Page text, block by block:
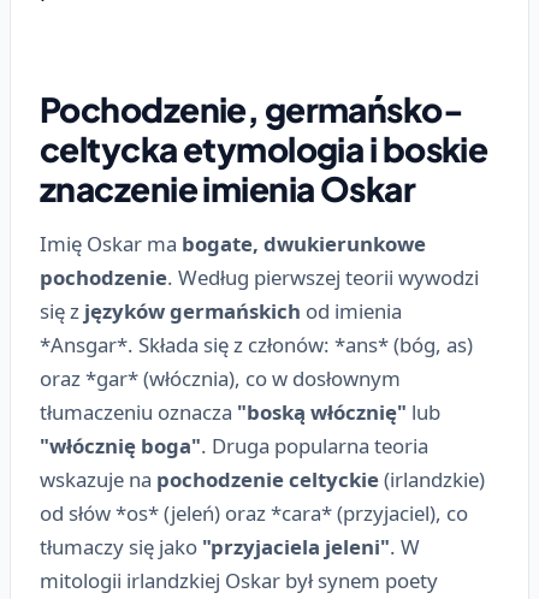
Pochodzenie, germańsko-
celtycka etymologia i boskie
znaczenie imienia Oskar
Imię Oskar ma bogate, dwukierunkowe
pochodzenie. Według pierwszej teorii wywodzi
się z języków germańskich od imienia
*Ansgar*. Składa się z członów: *ans* (bóg, as)
oraz *gar* (włócznia), co w dosłownym
tłumaczeniu oznacza "boską włócznię" lub
"włócznię boga". Druga popularna teoria
wskazuje na pochodzenie celtyckie(irlandzkie)
od słów *os* (jeleń) oraz *cara* (przyjaciel), co
tłumaczy się jako "przyjaciela jeleni". W
mitologii irlandzkiej Oskar był synem poety